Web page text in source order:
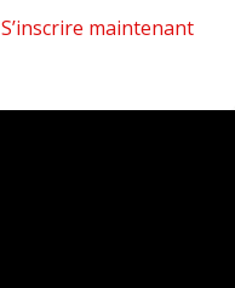
S’inscrire maintenant